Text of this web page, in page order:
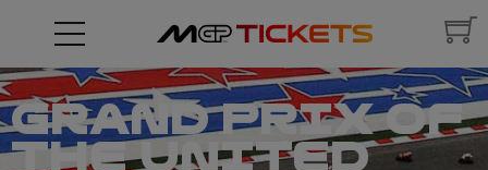
GRAND PRIX OF
THE UNITED